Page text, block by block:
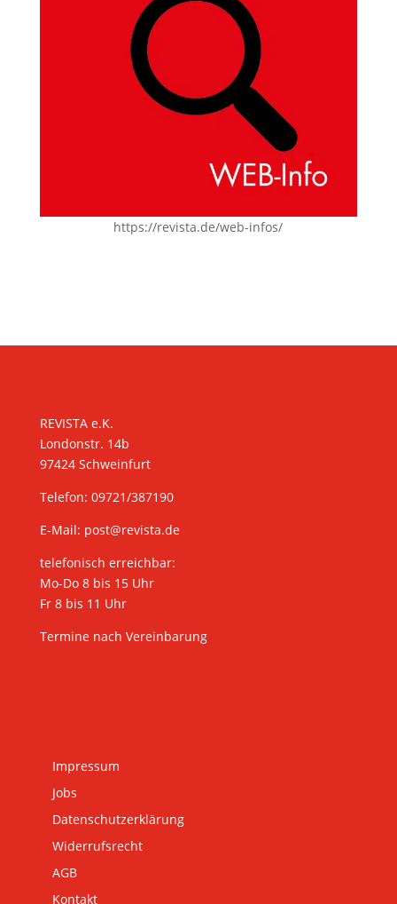
https://revista.de/web-infos/
REVISTA e.K.
Londonstr. 14b
97424 Schweinfurt
Telefon: 09721/387190
E-Mail: post@revista.de
telefonisch erreichbar:
Mo-Do 8 bis 15 Uhr
Fr 8 bis 11 Uhr
Termine nach Vereinbarung
Impressum
Jobs
Datenschutzerklärung
Widerrufsrecht
AGB
Kontakt